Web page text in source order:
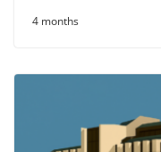
4 months